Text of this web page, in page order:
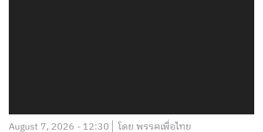
August 7, 2026 - 12:30 โดย พรรคเพื่อไทย